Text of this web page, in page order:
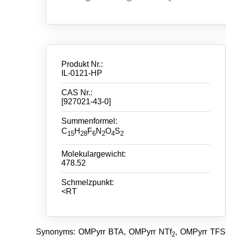
Produkt Nr.:
IL-0121-HP
CAS Nr.:
[927021-43-0]
Summenformel:
C15H 28F6N 2O4S2
Molekulargewicht:
478.52
Schmelzpunkt:
<RT
Synonyms: OMPyrr BTA, OMPyrr NTf2, OMPyrr